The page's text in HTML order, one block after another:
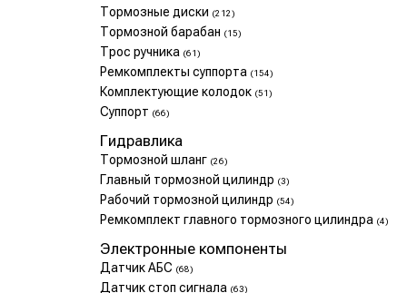
Тормозные диски (212)
Тормозной барабан (15)
Трос ручника (61)
Ремкомплекты суппорта (154)
Комплектующие колодок (51)
Суппорт (66)
Гидравлика
Тормозной шланг (26)
Главный тормозной цилиндр (3)
Рабочий тормозной цилиндр (54)
Ремкомплект главного тормозного цилиндра (4)
Электронные компоненты
Датчик АБС (68)
Датчик стоп сигнала (63)